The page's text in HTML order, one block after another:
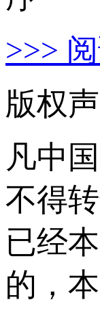
>>>
版权
凡中
不得
已经
的，